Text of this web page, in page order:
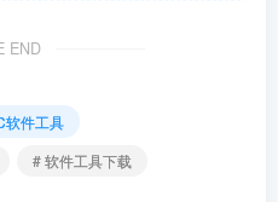
END
软件工具
# 软件工具下载